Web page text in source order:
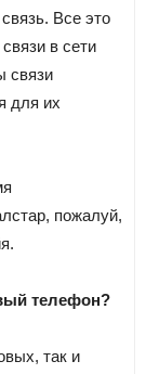
Все это
в сети
связи
для их
пожалуй,
телефон?
так и